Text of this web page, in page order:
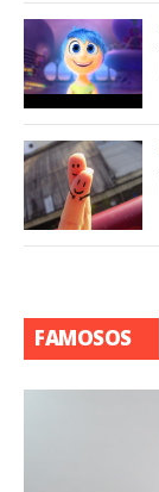
FAMOSOS